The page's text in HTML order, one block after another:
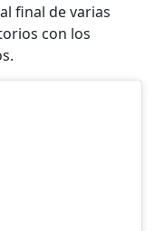
final de varias
con los